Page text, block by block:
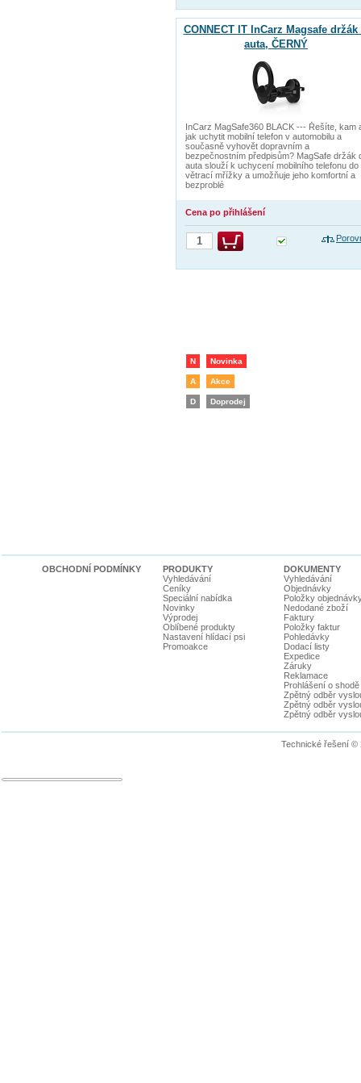
CONNECT IT InCarz Magsafe držák
auta, ČERNÝ
InCarz MagSafe360 BLACK --- Řešíte, kam
jak uchytit mobilní telefon v automobilu a
současně vyhovět dopravním a
bezpečnostním předpisům? MagSafe držák
auta slouží k uchycení mobilního telefonu do
větrací mřížky a umožňuje jeho komfortní a
bezproblé
Cena po přihlášení
N Novinka
A Akce
D Doprodej
OBCHODNÍ PODMÍNKY
PRODUKTY
Vyhledávání
Ceníky
Speciální nabídka
Novinky
Výprodej
Oblíbené produkty
Nastavení hlídací psi
Promoakce
DOKUMENTY
Vyhledávání
Objednávky
Položky
Nedodané zboží
Faktury
Položky faktur
Pohledávky
Dodací listy
Expedice
Záruky
Reklamace
Prohlášení o shodě
Zpětný odběr
Zpětný odběr
Zpětný odběr
Technické řešení ©